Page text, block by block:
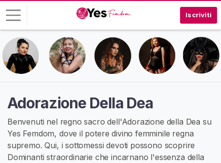
Iscriviti
Adorazione Della Dea
Benvenuti nel regno sacro dell'Adorazione della Dea su
Yes Femdom, dove il potere divino femminile regna
supremo. Qui, i sottomessi devoti possono scoprire
Dominanti straordinarie che incarnano l'essenza della
A
c
c
e
i
I
S
C
R